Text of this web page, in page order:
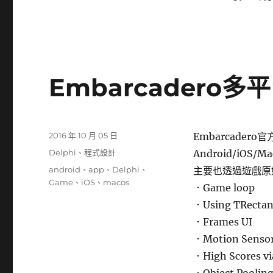
Embarcadero多平
Embarcadero官
Android/iOS/
主要也透過遊戲
．Game loop
．Using
．Frames UI
．Motion
．High Scores
發
期:
2016 年 10 月 05 日
分
Delphi 、程式設計
標
籤
android 、app 、 Delphi 、
Game 、 iOS 、 macos